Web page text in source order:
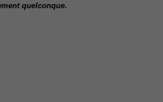
quelconque.